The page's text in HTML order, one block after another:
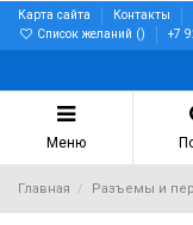
Карта сайта Контакты
Список желаний () +7
Меню
Главная Разъемы и